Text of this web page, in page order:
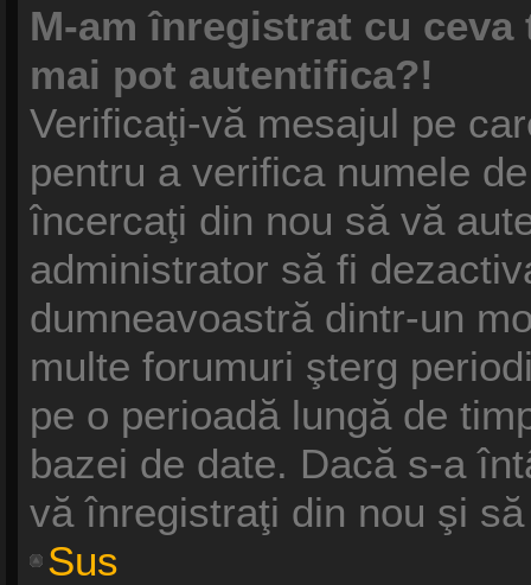
M-am înregistrat cu
mai pot autentifica?!
Verificaţi-vă mesajul pe
pentru a verifica numele
încercaţi din nou să vă
administrator să fi
dumneavoastră dintr-un
multe forumuri şterg
pe o perioadă lungă de
bazei de date. Dacă s-a
vă înregistraţi din nou şi
Sus